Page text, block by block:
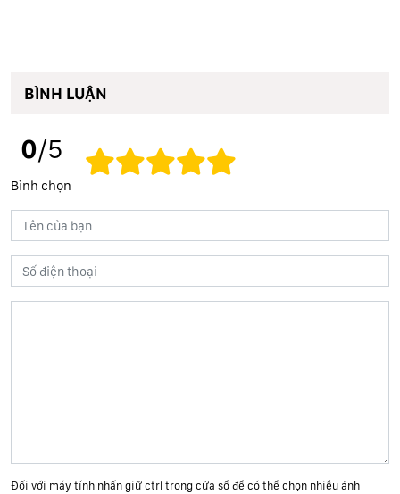
BÌNH LUẬN
0/5
Bình chọn
Đối với máy tính nhấn giữ ctrl trong cửa sổ để có thể chọn nhiều ảnh